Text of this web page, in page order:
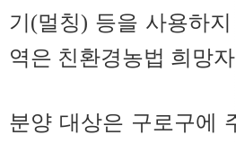
기(멀칭) 등을 사용하
역은 친환경농법 희망
분양 대상은 구로구에